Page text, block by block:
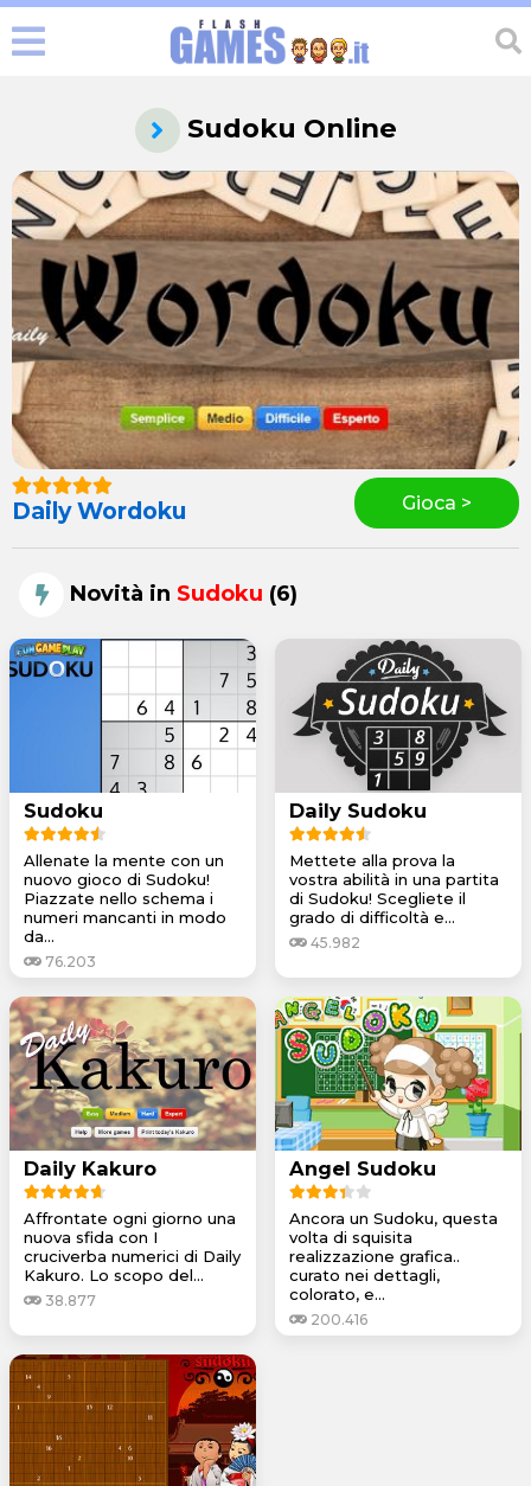
Sudoku Online
Daily Wordoku Gioca >
Novità in Sudoku (6)
Sudoku
Allenate la mente con un
nuovo gioco di Sudoku!
Piazzate nello schema i
numeri mancanti in modo
da...
76.203
Daily Sudoku
Mettete alla prova la
vostra abilità in una partita
di Sudoku! Scegliete il
grado di difficoltà e...
45.982
Daily Kakuro
Affrontate ogni giorno una
nuova sfida con I
cruciverba numerici di Daily
Kakuro. Lo scopo del...
38.877
Angel Sudoku
Ancora un Sudoku, questa
volta di squisita
realizzazione grafica..
curato nei dettagli,
colorato, e...
200.416